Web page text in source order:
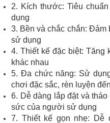
2. Kích thước: Tiêu
dụng
3. Bền và chắc chắn:
sử dụng
4. Thiết kế đặc biệt: Tăng
khác nhau
5. Đa chức năng: Sử
chơi đặc sắc, rèn luyện
6. Dễ dàng lắp đặt và
sức của người sử dụng
7. Thiết kế gọn nhẹ: Dễ